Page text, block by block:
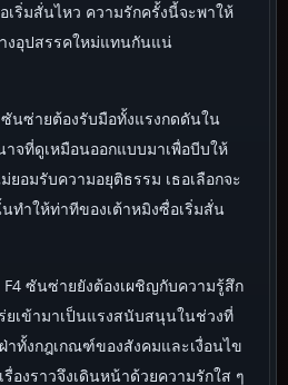
เริ่มสั่นไหว ความรักครั้งนี้จะพาให้
งอุปสรรคใหม่แทนกันแน่
ซันซ่ายต้องรับมือทั้งแรงกดดันใน
จที่ดูเหมือนออกแบบมาเพื่อบีบให้
ยอมรับความอยุติธรรม เธอเลือกจะ
ทำให้ท่าทีของเต้าหมิงซื่อเริ่มสั่น
F4 ซันซ่ายยังต้องเผชิญกับความรู้สึก
ยเข้ามาเป็นแรงสนับสนุนในช่วงที่
าทั้งกฎเกณฑ์ของสังคมและเงื่อนไข
องราวจึงเดินหน้าด้วยความรักใส ๆ